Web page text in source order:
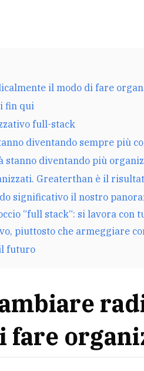
il modo di fare
fin qui
full-stack
diventando sempre più
stanno diventando più
Greaterthan è il
significativo il nostro
“full stack“: si lavora con
piuttosto che armeggiare
il futuro
fare